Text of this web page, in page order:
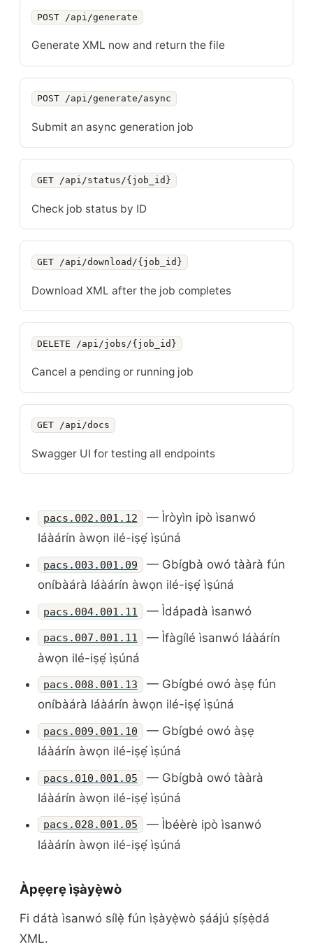
POST /api/generate
Generate XML now and return the file
POST /api/generate/async
Submit an async generation job
GET /api/status/{job_id}
Check job status by ID
GET /api/download/{job_id}
Download XML after the job completes
DELETE /api/jobs/{job_id}
Cancel a pending or running job
GET /api/docs
Swagger UI for testing all endpoints
pacs.002.001.12
— Ìròyìn ipò ìsanwó
láàárín àwọn ilé-iṣẹ́ ìṣúná
pacs.003.001.09
— Gbígbà owó tààrà fún
oníbàárà láàárín àwọn ilé-iṣẹ́ ìṣúná
pacs.004.001.11 — Ìdápadà ìsanwó
pacs.007.001.11
— Ìfàgílé ìsanwó láàárín
àwọn ilé-iṣẹ́ ìṣúná
pacs.008.001.13
— Gbígbé owó àṣẹ fún
oníbàárà láàárín àwọn ilé-iṣẹ́ ìṣúná
pacs.009.001.10
— Gbígbé owó àṣẹ
láàárín àwọn ilé-iṣẹ́ ìṣúná
pacs.010.001.05
— Gbígbà owó tààrà
láàárín àwọn ilé-iṣẹ́ ìṣúná
pacs.028.001.05
— Ìbéèrè ipò ìsanwó
láàárín àwọn ilé-iṣẹ́ ìṣúná
Àpẹẹrẹ ìṣàyẹ̀wò
Fi dátà ìsanwó sílẹ̀ fún ìṣàyẹ̀wò ṣáájú ṣíṣẹ̀dá
XML.